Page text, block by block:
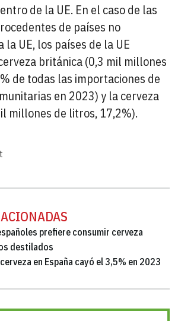
de la UE. En el caso de las
de países no
UE, los países de la UE
británica (0,3 mil millones
de todas las importaciones de
en 2023) y la cerveza
millones de litros, 17,2%).
prefiere consumir cerveza
destilados
en España cayó el 3,5% en 2023